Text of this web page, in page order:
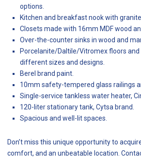
options.
Kitchen and breakfast nook with granite
Closets made with 16mm MDF wood
Over-the-counter sinks in wood and
Porcelanite/Daltile/Vitromex floors and
different sizes and designs.
Berel brand paint.
10mm safety-tempered glass railings
Single-service tankless water heater,
120-liter stationary tank, Cytsa brand.
Spacious and well-lit spaces.
Don’t miss this unique opportunity to
comfort, and an unbeatable location.